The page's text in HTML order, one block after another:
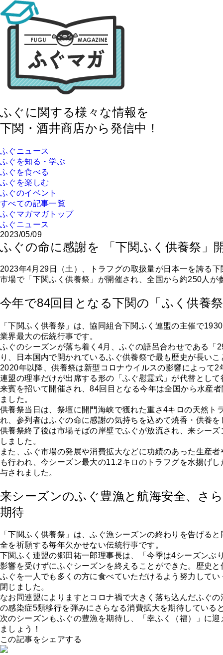
ふぐに関する様々な情報を
下関・酒井商店から発信中！
ふぐニュース
ふぐを知る・学ぶ
ふぐを食べる
ふぐを楽しむ
ふぐのイベント
すべての記事一覧
ふぐマガマガトップ
ふぐニュース
2023/05/09
ふぐの命に感謝を 「下関ふく供養祭」
2023年4月29日（土）、トラフグの取扱量が日本一を誇る
市場で「下関ふく供養祭」が開催され、全国から約250人が
今年で84回目となる下関の「ふく供養
「下関ふく供養祭」は、協同組合下関ふく連盟の主催で
業界最大の伝統行事です。
ふぐのシーズンが落ち着く4月、ふぐの語呂合わせである「
り、日本国内で開かれているふぐ供養祭で最も歴史が長い
2020年以降、供養祭は新型コロナウイルスの影響によって2
連盟の理事だけが出席する形の「ふぐ慰霊式」が代替とし
来賓を招いて開催され、84回目となる今年は全国から水産
ました。
供養祭当日は、祭壇に開門海峡で獲れた重さ4キロの天然ト
れ、参列者はふぐの命に感謝の気持ちを込めて焼香・供養を
供養祭終了後は市場そばの岸壁でふぐが放流され、来シー
しました。
また、ふぐ市場の発展や消費拡大などに功績のあった生産
も行われ、今シーズン最大の11.2キロのトラフグを水揚げ
与されました。
来シーズンのふぐ豊漁と航海安全、さ
期待
「下関ふく供養祭」は、ふぐ漁シーズンの終わりを告げる
全を祈願する毎年欠かせない伝統行事です。
下関ふく連盟の郷田祐一郎理事長は、「今季は4シーズンぶ
影響を受けずにふぐシーズンを終えることができた。歴史
ふぐを一人でも多くの方に食べていただけるよう努力して
閉じました。
なお同連盟によりますとコロナ禍で大きく落ち込んだふぐ
の感染症5類移行を弾みにさらなる消費拡大を期待している
次のシーズンもふぐの豊漁を期待し、「幸ふく（福）」に
ましょう！
この記事をシェアする